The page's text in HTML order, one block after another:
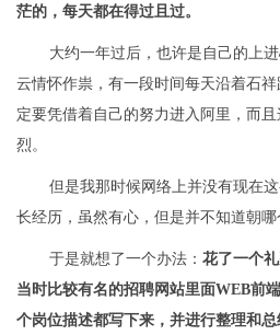
茫的，每天都在得过且过。
大约一年过后，也许是自己的上
云情怀作祟，有一段时间每天沿着石
定要凭借着自己的努力进入阿里，而
烈。
但是我那时候网络上并没有现在
长经历，虽然有心，但是并不知道朝哪
于是就想了一个办法： 花了一个
当时比较有名的招聘网站里面WEB前
个岗位描述都写下来，并进行整理和